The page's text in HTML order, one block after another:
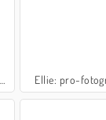
Ellie: pro-